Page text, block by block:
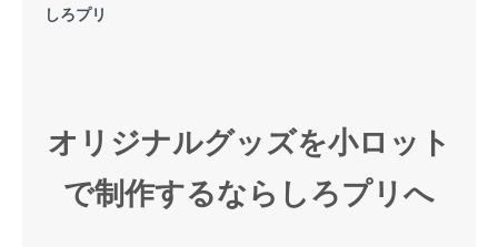
しろプリ
オリジナルグッズを小ロット
で制作するならしろプリへ